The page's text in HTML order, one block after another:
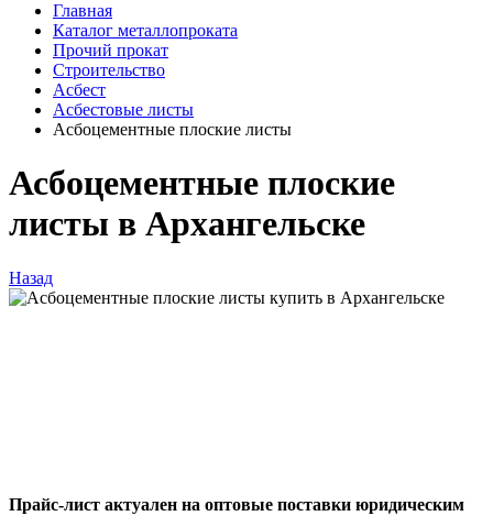
Главная
Каталог металлопроката
Прочий прокат
Строительство
Асбест
Асбестовые листы
Асбоцементные плоские листы
Асбоцементные плоские
листы в Архангельске
Назад
Прайс-лист актуален на оптовые поставки юридическим